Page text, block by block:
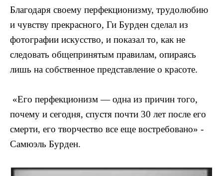
Благодаря своему перфекционизму, трудолюбию
и чувству прекрасного, Ги Бурден сделал из
фотографии искусство, и показал то, как не
следовать общепринятым правилам, опираясь
лишь на собственное представление о красоте.
«Его перфекционизм — одна из причин того,
почему и сегодня, спустя почти 30 лет после его
смерти, его творчество все еще востребовано» -
Самюэль Бурден.